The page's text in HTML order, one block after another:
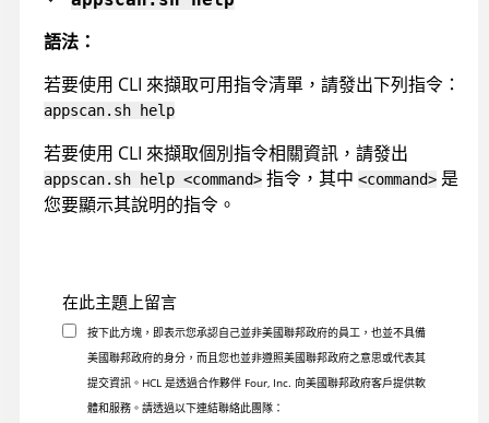
語法：
若要使用 CLI 來擷取可用指令清單，請發出下列指令：
appscan.sh help
若要使用 CLI 來擷取個別指令相關資訊，請發出
appscan.sh help <command> 指令，其中 <command> 是
您要顯示其說明的指令。
在此主題上留言
按下此方塊，即表示您承認自己並非美國聯邦政府的員工，也並不具備
美國聯邦政府的身分，而且您也並非遵照美國聯邦政府之意思或代表其
提交資訊。HCL 是透過合作夥伴 Four, Inc. 向美國聯邦政府客戶提供軟
體和服務。請透過以下連結聯絡此團隊：